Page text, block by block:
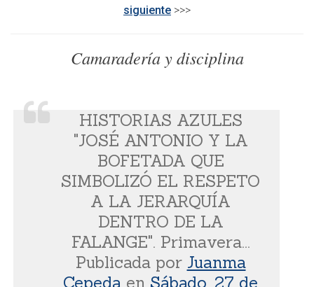
siguiente >>>​
Camaradería y disciplina
HISTORIAS AZULES
"JOSÉ ANTONIO Y LA
BOFETADA QUE
SIMBOLIZÓ EL RESPETO
A LA JERARQUÍA
DENTRO DE LA
FALANGE". Primavera...
Publicada por Juanma
Cepeda en Sábado, 27 de